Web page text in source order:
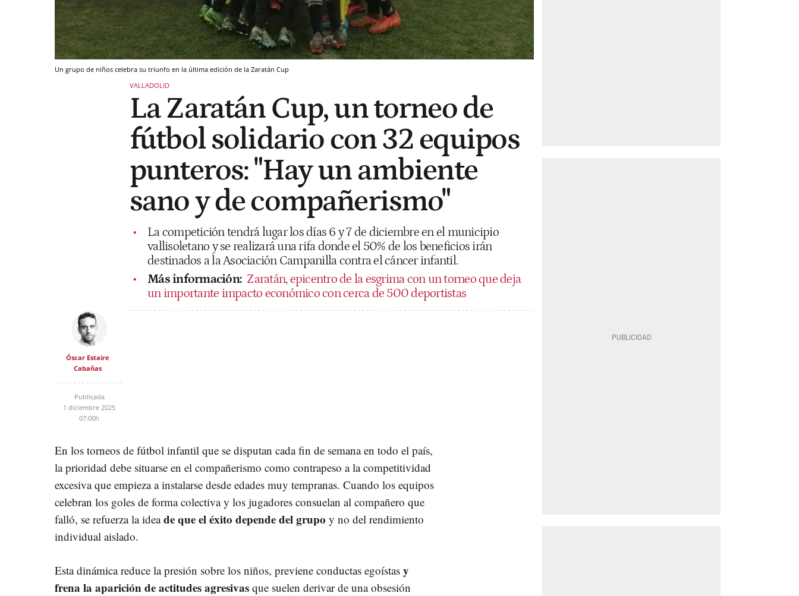
Un grupo de niños celebra su triunfo en la última edición de la Zaratán Cup
VALLADOLID
La Zaratán Cup, un torneo de
fútbol solidario con 32 equipos
punteros: "Hay un ambiente
sano y de compañerismo"
La competición tendrá lugar los días 6 y 7 de diciembre en el municipio
vallisoletano y se realizará una rifa donde el 50% de los beneficios irán
destinados a la Asociación Campanilla contra el cáncer infantil.
Más información: Zaratán, epicentro de la esgrima con un torneo que deja
un importante impacto económico con cerca de 500 deportistas
Óscar Estaire
Cabañas
Publicada
1 diciembre 2025
07:00h
En los torneos de fútbol infantil que se disputan cada fin de semana en todo el país,
la prioridad debe situarse en el compañerismo como contrapeso a la competitividad
excesiva que empieza a instalarse desde edades muy tempranas. Cuando los equipos
celebran los goles de forma colectiva y los jugadores consuelan al compañero que
falló, se refuerza la ideade que el éxito depende del grupo y no del rendimiento
individual aislado.
Esta dinámica reduce la presión sobre los niños, previene conductas egoístas y
frena la aparición de actitudes agresivas que suelen derivar de una obsesión